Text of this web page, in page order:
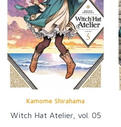
Kamome Shirahama
Witch Hat Atelier, vol. 05